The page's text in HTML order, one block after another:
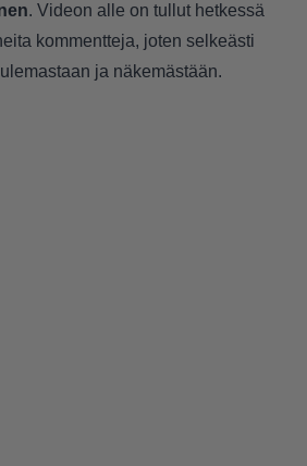
. Videon alle on tullut hetkessä
kommentteja, joten selkeästi
ja näkemästään.